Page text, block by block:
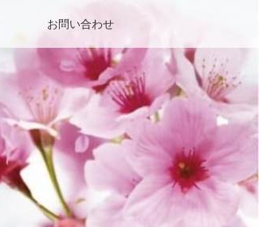
お問い合わせ